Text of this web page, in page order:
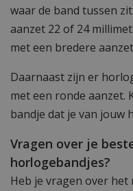
waar de band tussen
aanzet 22 of 24
met een bredere
Daarnaast zijn er
met een ronde aanzet.
bandje dat je van jouw
Vragen over je
horlogebandjes?
Heb je vragen over